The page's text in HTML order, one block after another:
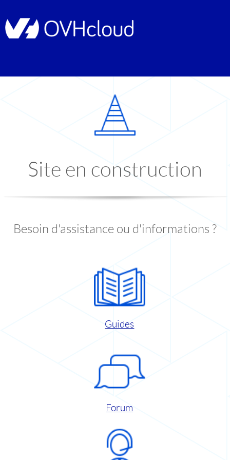
Site en construction
Besoin d'assistance ou d'informations ?
Guides
Forum